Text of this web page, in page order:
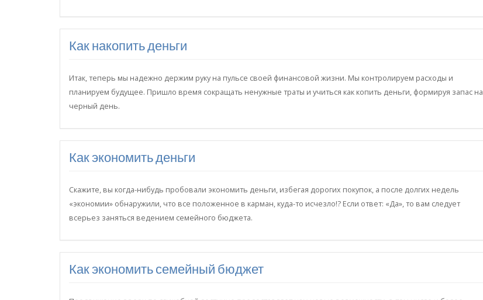
Как накопить деньги
Итак, теперь мы надежно держим руку на пульсе своей финансовой жизни. Мы контролируем расходы и
планируем будущее. Пришло время сокращать ненужные траты и учиться как копить деньги, формируя запас на
черный день.
Как экономить деньги
Скажите, вы когда-нибудь пробовали экономить деньги, избегая дорогих покупок, а после долгих недель
«экономии» обнаружили, что все положенное в карман, куда-то исчезло!? Если ответ: «Да», то вам следует
всерьез заняться ведением семейного бюджета.
Как экономить семейный бюджет